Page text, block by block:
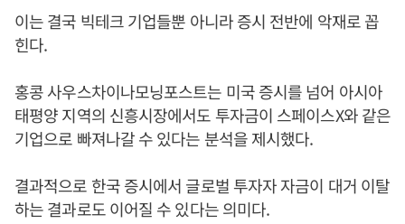
이는 결국 빅테크 기업들뿐 아니라 증시 전반에 악재로 꼽
힌다.
홍콩 사우스차이나모닝포스트는 미국 증시를 넘어 아시아
태평양 지역의 신흥시장에서도 투자금이 스페이스X와 같은
기업으로 빠져나갈 수 있다는 분석을 제시했다.
결과적으로 한국 증시에서 글로벌 투자자 자금이 대거 이탈
하는 결과로도 이어질 수 있다는 의미다.